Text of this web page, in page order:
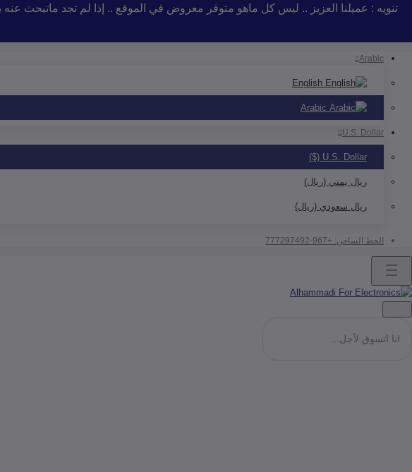
تنويه : عميلنا العزيز .. ليس كل ماهو متوفر معروض في الموقع .. إذا لم تجد ماتبحث
Arabic
English
Arabic
U.S. Dollar
U.S. Dollar ($)
ريال يمني (ريال)
ريال سعودي (ريال)
الخط الساخن: +967-777297492